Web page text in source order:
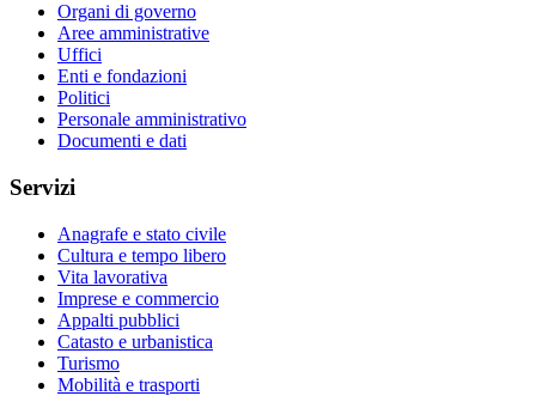
Organi di governo
Aree amministrative
Uffici
Enti e fondazioni
Politici
Personale amministrativo
Documenti e dati
Servizi
Anagrafe e stato civile
Cultura e tempo libero
Vita lavorativa
Imprese e commercio
Appalti pubblici
Catasto e urbanistica
Turismo
Mobilità e trasporti